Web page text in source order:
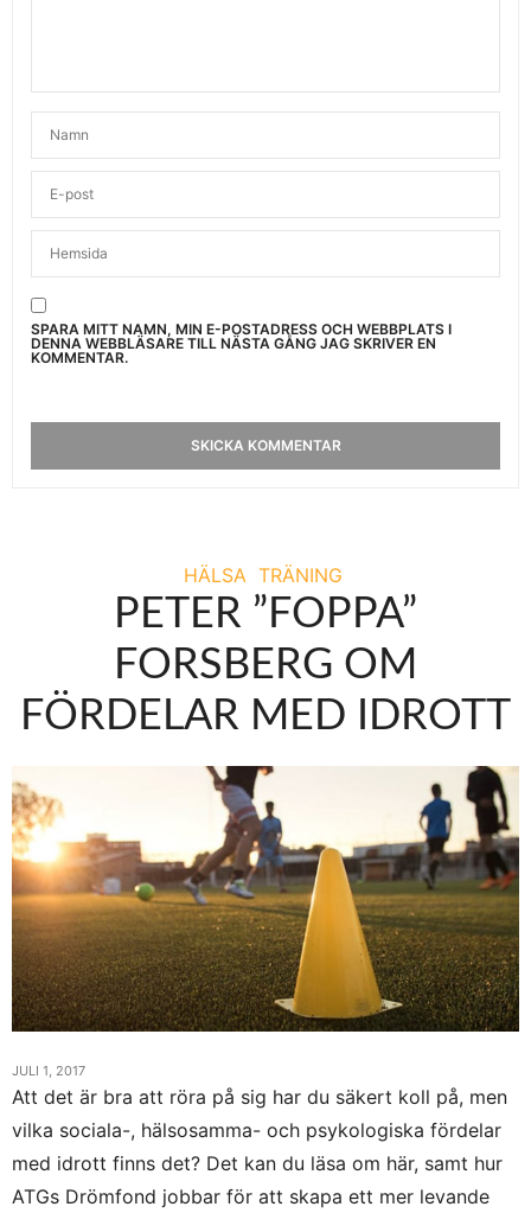
SPARA MITT NAMN, MIN E-POSTADRESS OCH WEBBPLATS I
DENNA WEBBLÄSARE TILL NÄSTA GÅNG JAG SKRIVER EN
KOMMENTAR.
HÄLSA TRÄNING
PETER ”FOPPA”
FORSBERG OM
FÖRDELAR MED IDROTT
JULI 1, 2017
Att det är bra att röra på sig har du säkert koll på, men
vilka sociala-, hälsosamma- och psykologiska fördelar
med idrott finns det? Det kan du läsa om här, samt hur
ATGs Drömfond jobbar för att skapa ett mer levande